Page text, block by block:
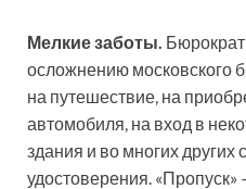
Мелкие заботы.
осложнению московского
на путешествие, на
автомобиля, на вход в
здания и во многих других
удостоверения.